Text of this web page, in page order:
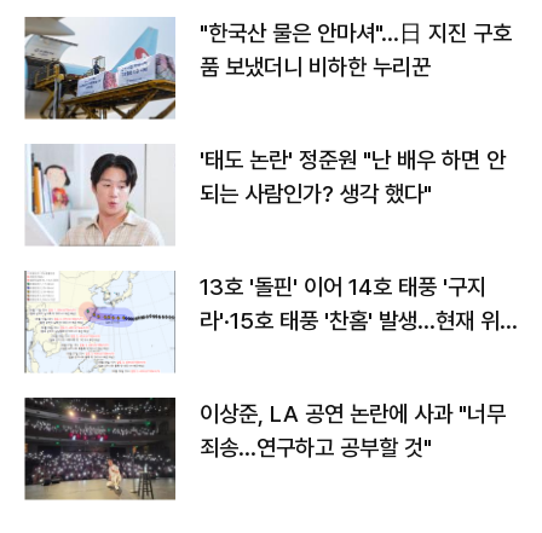
"한국산 물은 안마셔"…日 지진 구호
품 보냈더니 비하한 누리꾼
'태도 논란' 정준원 "난 배우 하면 안
되는 사람인가? 생각 했다"
13호 '돌핀' 이어 14호 태풍 '구지
라'·15호 태풍 '찬홈' 발생…현재 위
이상준, LA 공연 논란에 사과 "너무
죄송…연구하고 공부할 것"